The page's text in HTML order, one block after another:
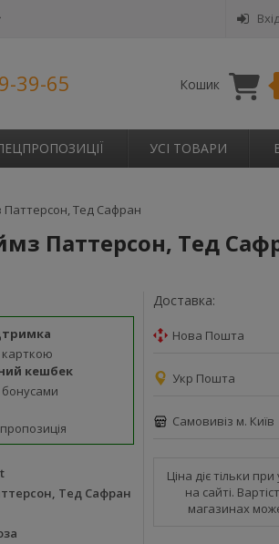
39-65 Кошик
УСІ ТОВАРИ
Тед Сафран
Паттерсон, Тед
кешбек
Тед Сафран
Доставка:
Нова Пошта
Укр Пошта
Самовивіз м. Київ
Ціна діє тільки
на сайті.
магазинах